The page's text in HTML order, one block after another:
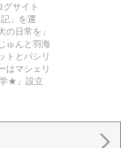
サイト
」を運
日常を」
ゅんと羽海
トとパシリ
はマシェリ
★」設立